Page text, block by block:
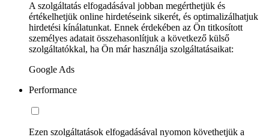
A szolgáltatás elfogadásával jobban megérthetjük és
értékelhetjük online hirdetéseink sikerét, és optimalizálhatjuk
hirdetési kínálatunkat. Ennek érdekében az Ön titkosított
személyes adatait összehasonlítjuk a következő külső
szolgáltatókkal, ha Ön már használja szolgáltatásaikat:
Google Ads
Performance
Ezen szolgáltatások elfogadásával nyomon követhetjük a